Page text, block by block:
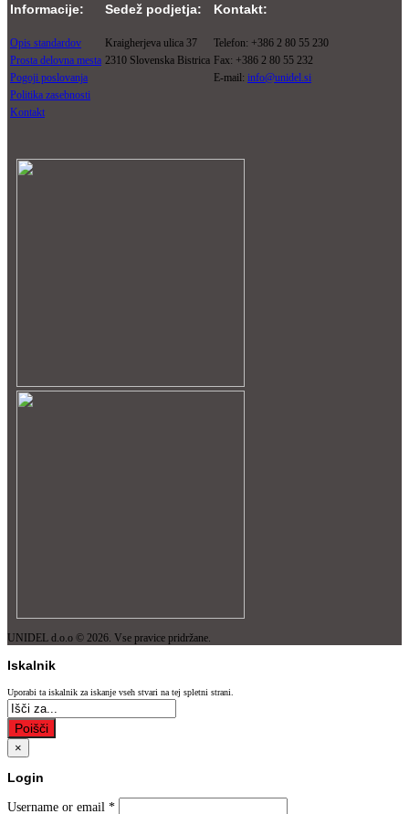
Informacije: Sedež podjetja: Kontakt:
Opis standardov Kraigherjeva ulica 37
Telefon: +386 2 80 55 230
Prosta delovna mesta 2310 Slovenska Bistrica Fax: +386 2 80 55 232
Pogoji poslovanja
E-mail: info@unidel.si
Politika zasebnosti
Kontakt
UNIDEL d.o.o © 2026. Vse pravice pridržane.
Iskalnik
Uporabi ta iskalnik za iskanje vseh stvari na tej spletni strani.
Poišči
×
Login
Username or email *